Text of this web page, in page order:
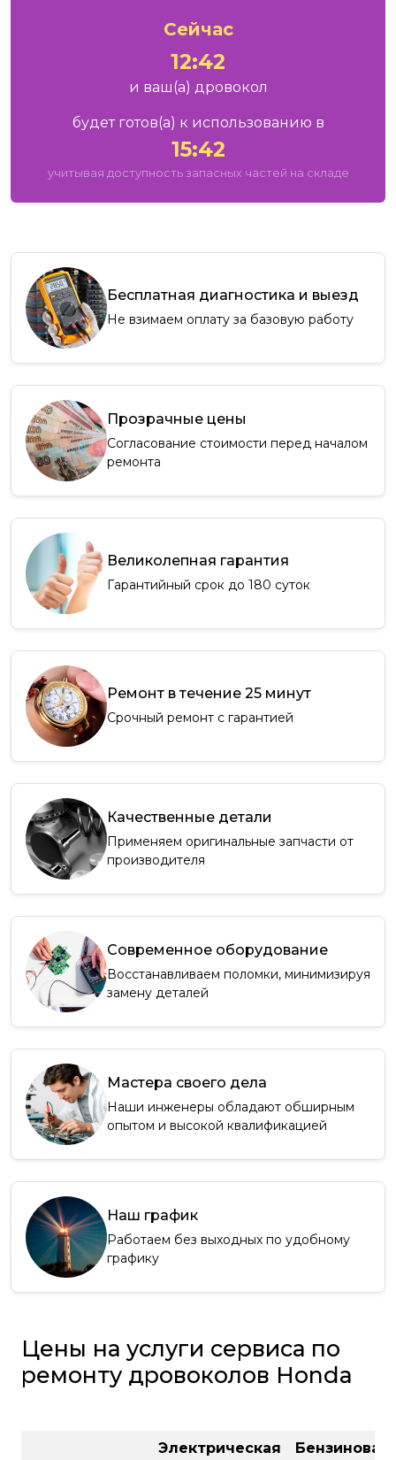
Сейчас
12:42
и ваш(а) дровокол
будет готов(а) к использованию в
15:42
учитывая доступность запасных частей на складе
Бесплатная диагностика и выезд
Не взимаем оплату за базовую работу
Прозрачные цены
Согласование стоимости перед началом
ремонта
Великолепная гарантия
Гарантийный срок до 180 суток
Ремонт в течение 25 минут
Срочный ремонт с гарантией
Качественные детали
Применяем оригинальные запчасти от
производителя
Современное оборудование
Восстанавливаем поломки, минимизируя
замену деталей
Мастера своего дела
Наши инженеры обладают обширным
опытом и высокой квалификацией
Наш график
Работаем без выходных по удобному
графику
Цены на услуги сервиса по
ремонту дровоколов Honda
Электрическая
Бензиновая